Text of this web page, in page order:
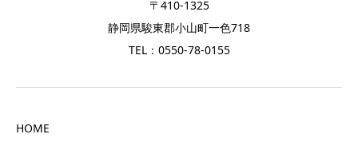
〒410-1325
静岡県駿東郡小山町一色718
TEL：0550-78-0155
HOME